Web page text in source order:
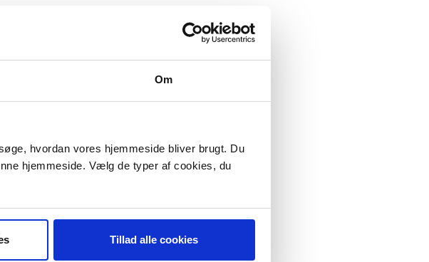
Om
hvordan vores hjemmeside bliver brugt. Du
hjemmeside. Vælg de typer af cookies, du
Tillad alle cookies